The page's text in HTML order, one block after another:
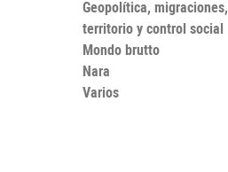
Geopolítica, migraciones,
territorio y control social
Mondo brutto
Nara
Varios